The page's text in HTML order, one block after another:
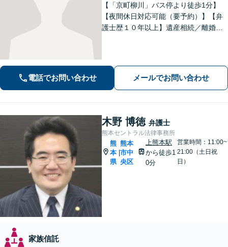
【「京町柳川」バス停より徒歩1分】
【夜間休日対応可能（要予約）】【弁
護士歴１０年以上】遺産相続／離婚・
す。お気軽にご相談ください。
電話でお問い合わせ メールでお問い合わせ
木野 博徳 弁護士
熊本セントラル法律事務所
熊
本
県
熊本
市中
央区
上熊本駅
から徒歩1
0分
営業時間：11:00~
21:00（土日祝
日）
家族信託